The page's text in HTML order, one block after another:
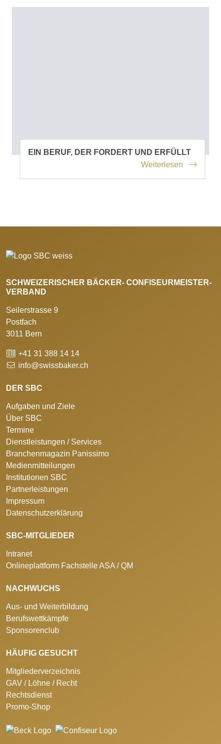
EIN BERUF, DER FORDERT UND ERFÜLLT
Weiterlesen
SCHWEIZERISCHER BÄCKER- CONFISEURMEISTER-
VERBAND
Seilerstrasse 9
Postfach
3011 Bern
+41 31 388 14 14
info@swissbaker.ch
DER SBC
Aufgaben und Ziele
Über SBC
Termine
Dienstleistungen / Services
Branchenmagazin Panissimo
Medienmitteilungen
Institutionen SBC
Partnerleistungen
Impressum
Datenschutzerklärung
SBC-MITGLIEDER
Intranet
Onlineplattform Fachstelle ASA / QM
NACHWUCHS
Aus- und Weiterbildung
Berufswettkämpfe
Sponsorenclub
HÄUFIG GESUCHT
Mitgliederverzeichnis
GAV / Löhne / Recht
Rechtsdienst
Promo-Shop